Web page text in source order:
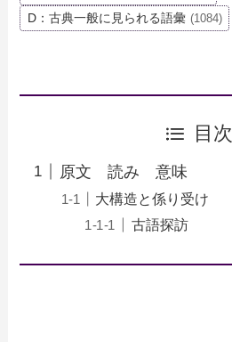
D：古典一般に見られる語彙 (1084)
目次
原文 読み 意味
大構造と係り受け
古語探訪